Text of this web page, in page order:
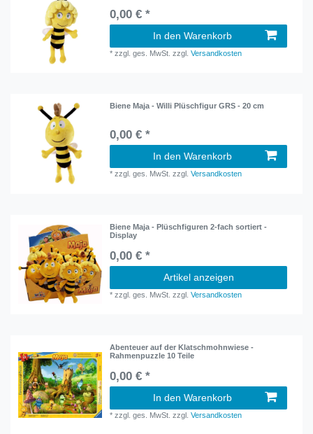
0,00 € *
In den Warenkorb
*zzgl. ges. MwSt. zzgl.Versandkosten
Biene Maja - Willi Plüschfigur GRS - 20 cm
0,00 € *
In den Warenkorb
*zzgl. ges. MwSt. zzgl.Versandkosten
Biene Maja - Plüschfiguren 2-fach sortiert -
Display
0,00 € *
Artikel anzeigen
*zzgl. ges. MwSt. zzgl.Versandkosten
Abenteuer auf der Klatschmohnwiese -
Rahmenpuzzle 10 Teile
0,00 € *
In den Warenkorb
*zzgl. ges. MwSt. zzgl.Versandkosten